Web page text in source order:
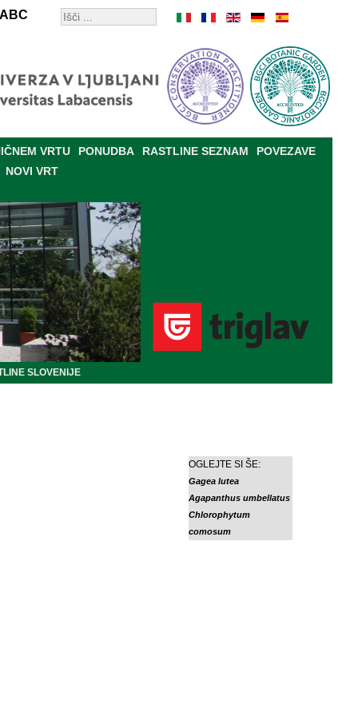
ABC
VRTU PONUDBA RASTLINE SEZNAM
POVEZAVE
NOVI VRT
SLOVENIJE
OGLEJTE SI ŠE:
Gagea lutea
Agapanthus umbellatus
Chlorophytum
comosum